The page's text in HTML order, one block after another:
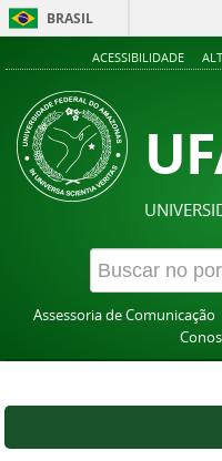
BRASIL
ACESSIBILIDADE
Assessoria de Comunicação